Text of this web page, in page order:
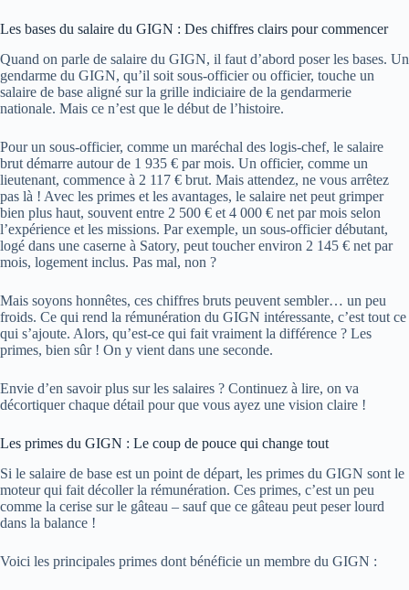
Les bases du salaire du GIGN : Des chiffres clairs pour commencer
Quand on parle de salaire du GIGN, il faut d’abord poser les bases. Un
gendarme du GIGN, qu’il soit sous-officier ou officier, touche un
salaire de base aligné sur la grille indiciaire de la gendarmerie
nationale. Mais ce n’est que le début de l’histoire.
Pour un sous-officier, comme un maréchal des logis-chef, le salaire
brut démarre autour de 1 935 € par mois. Un officier, comme un
lieutenant, commence à 2 117 € brut. Mais attendez, ne vous arrêtez
pas là ! Avec les primes et les avantages, le salaire net peut grimper
bien plus haut, souvent entre 2 500 € et 4 000 € net par mois selon
l’expérience et les missions. Par exemple, un sous-officier débutant,
logé dans une caserne à Satory, peut toucher environ 2 145 € net par
mois, logement inclus. Pas mal, non ?
Mais soyons honnêtes, ces chiffres bruts peuvent sembler… un peu
froids. Ce qui rend la rémunération du GIGN intéressante, c’est tout ce
qui s’ajoute. Alors, qu’est-ce qui fait vraiment la différence ? Les
primes, bien sûr ! On y vient dans une seconde.
Envie d’en savoir plus sur les salaires ? Continuez à lire, on va
décortiquer chaque détail pour que vous ayez une vision claire !
Les primes du GIGN : Le coup de pouce qui change tout
Si le salaire de base est un point de départ, les primes du GIGN sont le
moteur qui fait décoller la rémunération. Ces primes, c’est un peu
comme la cerise sur le gâteau – sauf que ce gâteau peut peser lourd
dans la balance !
Voici les principales primes dont bénéficie un membre du GIGN :